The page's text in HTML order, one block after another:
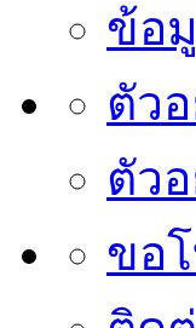
ข้อ
ตัว
ตัว
ขอ